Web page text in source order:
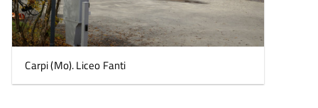
Carpi (Mo). Liceo Fanti